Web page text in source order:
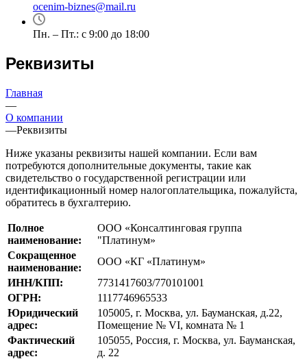
ocenim-biznes@mail.ru
Пн. – Пт.: с 9:00 до 18:00
Реквизиты
Главная
—
О компании
—Реквизиты
Ниже указаны реквизиты нашей компании. Если вам
потребуются дополнительные документы, такие как
свидетельство о государственной регистрации или
идентификационный номер налогоплательщика, пожалуйста,
обратитесь в бухгалтерию.
Полное
наименование:
ООО «Консалтинговая группа
"Платинум»
Сокращенное
наименование:
ООО «КГ «Платинум»
ИНН/КПП:
7731417603/770101001
ОГРН:
1117746965533
Юридический
адрес:
105005, г. Москва, ул. Бауманская, д.22,
Помещение № VI, комната № 1
Фактический
адрес:
105055, Россия, г. Москва, ул. Бауманская,
д. 22
Великий Устюг
Вельск
Верещагино
Верхняя Пышма
Видное
Владивосток
Владикавказ
Владимир
Волгоград
Волгодонск
Волжск
Волжский
Вологда
Волоколамск
Волосово
Волхов
Воронеж
Воскресенск
Воткинск